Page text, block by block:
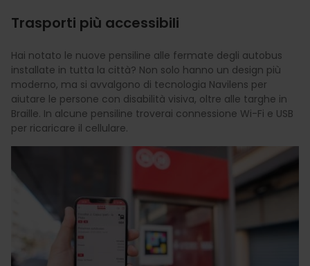
Trasporti più accessibili
Hai notato le nuove pensiline alle fermate degli autobus
installate in tutta la città? Non solo hanno un design più
moderno, ma si avvalgono di tecnologia Navilens per
aiutare le persone con disabilità visiva, oltre alle targhe in
Braille. In alcune pensiline troverai connessione Wi-Fi e USB
per ricaricare il cellulare.